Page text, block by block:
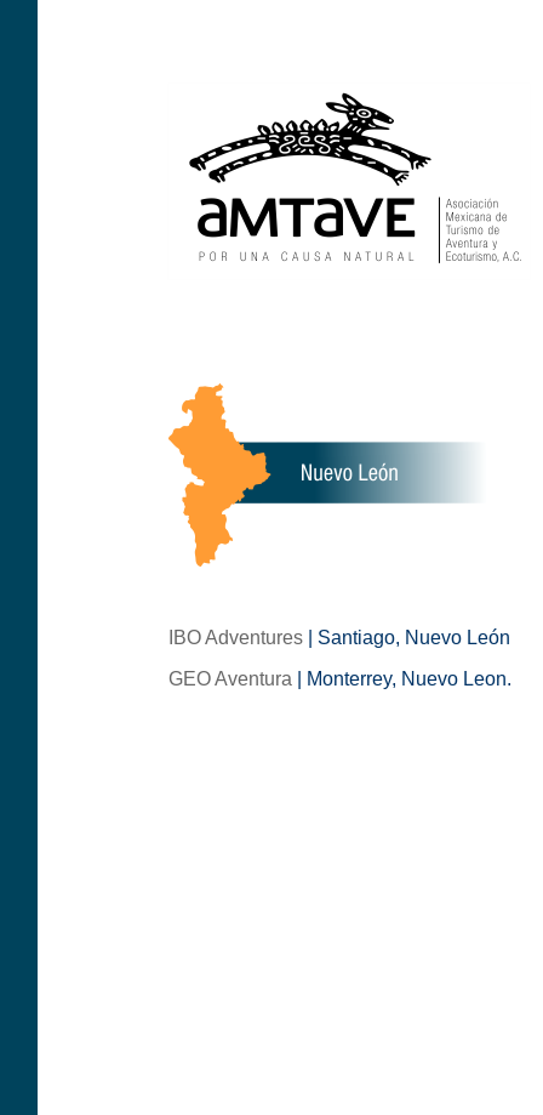
IBO Adventures
| Santiago, Nuevo León
GEO Aventura | Monterrey, Nuevo Leon.